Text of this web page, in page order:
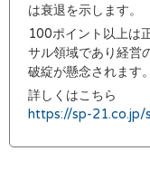
は衰退を示します。
100ポイント以上は
サル領域であり経営
破綻が懸念されます。
詳しくはこちら
https://sp-21.co.jp/